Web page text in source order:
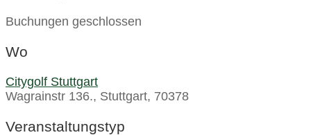
Buchungen geschlossen
Wo
Citygolf Stuttgart
Wagrainstr 136., Stuttgart, 70378
Veranstaltungstyp